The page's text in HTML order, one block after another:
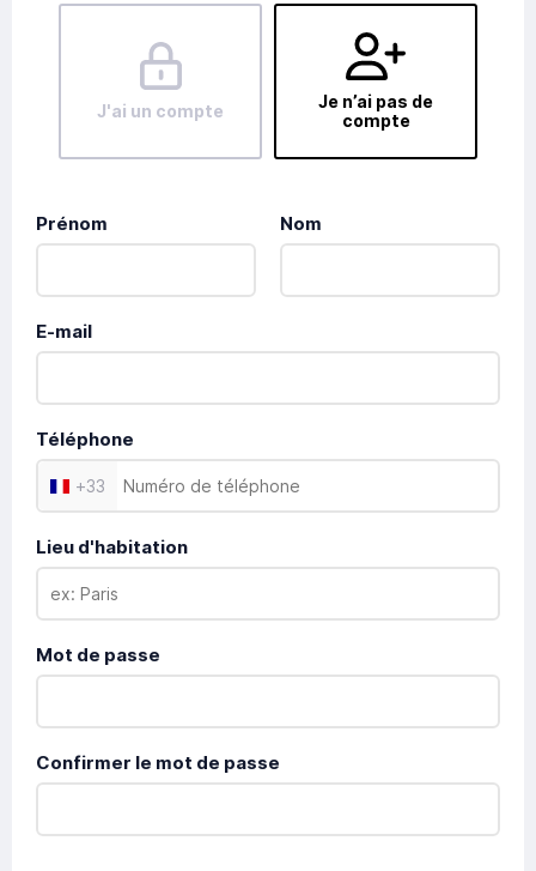
J'ai un compte
Je n’ai pas de
compte
Prénom Nom
E-mail
Téléphone
+33
Lieu d'habitation
Mot de passe
Confirmer le mot de passe